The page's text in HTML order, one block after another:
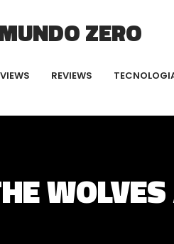
ZERO
REVIEWS